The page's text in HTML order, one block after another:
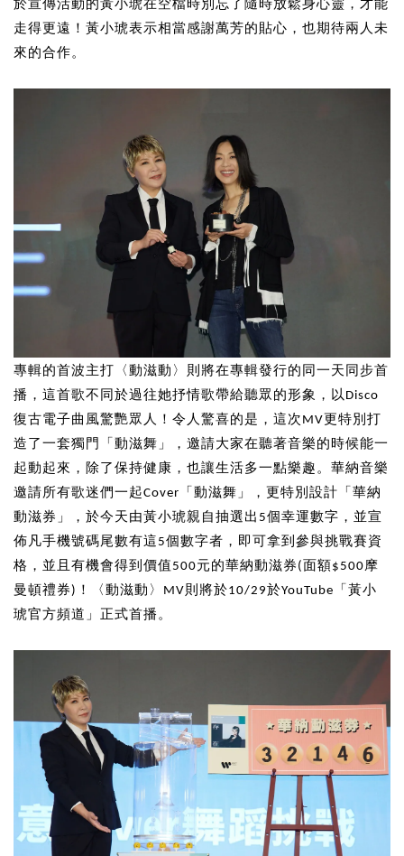
於宣傳活動的黃小琥在空檔時別忘了隨時放鬆身心靈，才能
走得更遠！黃小琥表示相當感謝萬芳的貼心，也期待兩人未
來的合作。
專輯的首波主打〈動滋動〉則將在專輯發行的同一天同步首
播，這首歌不同於過往她抒情歌帶給聽眾的形象，以Disco
復古電子曲風驚艷眾人！令人驚喜的是，這次MV更特別打
造了一套獨門「動滋舞」，邀請大家在聽著音樂的時候能一
起動起來，除了保持健康，也讓生活多一點樂趣。華納音樂
邀請所有歌迷們一起Cover「動滋舞」，更特別設計「華納
動滋券」，於今天由黃小琥親自抽選出5個幸運數字，並宣
佈凡手機號碼尾數有這5個數字者，即可拿到參與挑戰賽資
格，並且有機會得到價值500元的華納動滋券(面額$500摩
曼頓禮券)！〈動滋動〉MV則將於10/29於YouTube「黃小
琥官方頻道」正式首播。